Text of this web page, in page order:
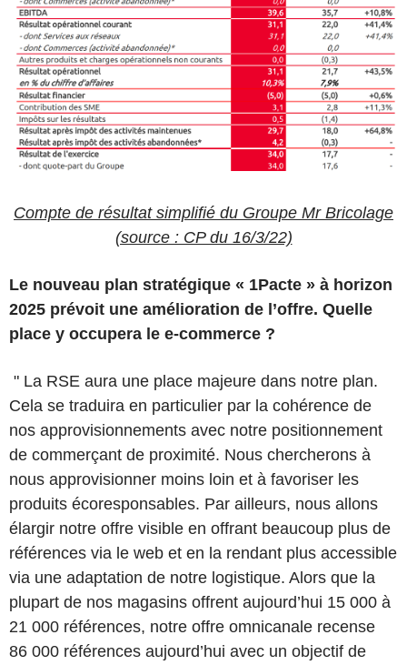
Compte de résultat simplifié du Groupe Mr Bricolage
(source : CP du 16/3/22)
Le nouveau plan stratégique « 1Pacte » à horizon
2025 prévoit une amélioration de l’offre. Quelle
place y occupera le e-commerce ?
" La RSE aura une place majeure dans notre plan.
Cela se traduira en particulier par la cohérence de
nos approvisionnements avec notre positionnement
de commerçant de proximité. Nous chercherons à
nous approvisionner moins loin et à favoriser les
produits écoresponsables. Par ailleurs, nous allons
élargir notre offre visible en offrant beaucoup plus de
références via le web et en la rendant plus accessible
via une adaptation de notre logistique. Alors que la
plupart de nos magasins offrent aujourd’hui 15 000 à
21 000 références, notre offre omnicanale recense
86 000 références aujourd’hui avec un objectif de